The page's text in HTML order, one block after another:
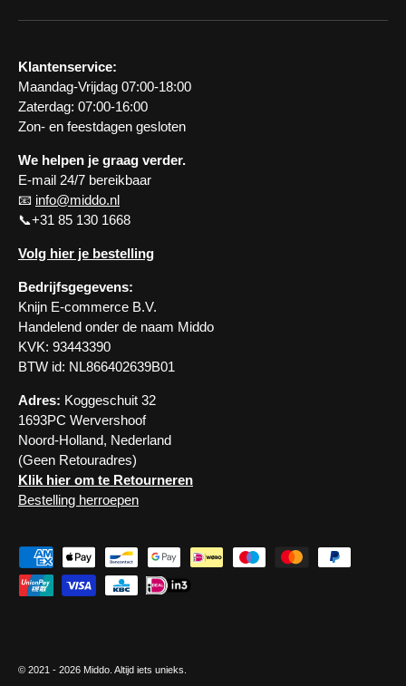
Klantenservice:
Maandag-Vrijdag 07:00-18:00
Zaterdag: 07:00-16:00
Zon- en feestdagen gesloten
We helpen je graag verder.
E-mail 24/7 bereikbaar
📧 info@middo.nl
📞+31 85 130 1668
Volg hier je bestelling
Bedrijfsgegevens:
Knijn E-commerce B.V.
Handelend onder de naam Middo
KVK: 93443390
BTW id: NL866402639B01
Adres: Koggeschuit 32
1693PC Wervershoof
Noord-Holland, Nederland
(Geen Retouradres)
Klik hier om te Retourneren
Bestelling herroepen
Geaccepteerde betaalmethoden
© 2021 - 2026 Middo . Altijd iets unieks.